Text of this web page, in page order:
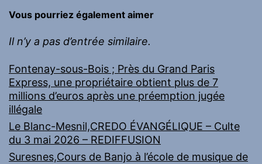
Vous pourriez également aimer
Il n’y a pas d’entrée similaire.
Fontenay-sous-Bois ; Près du Grand Paris
Express, une propriétaire obtient plus de 7
millions d’euros après une préemption jugée
illégale
Le Blanc-Mesnil,CREDO ÉVANGÉLIQUE – Culte
du 3 mai 2026 – REDIFFUSION
Suresnes,Cours de Banjo à l’école de musique de